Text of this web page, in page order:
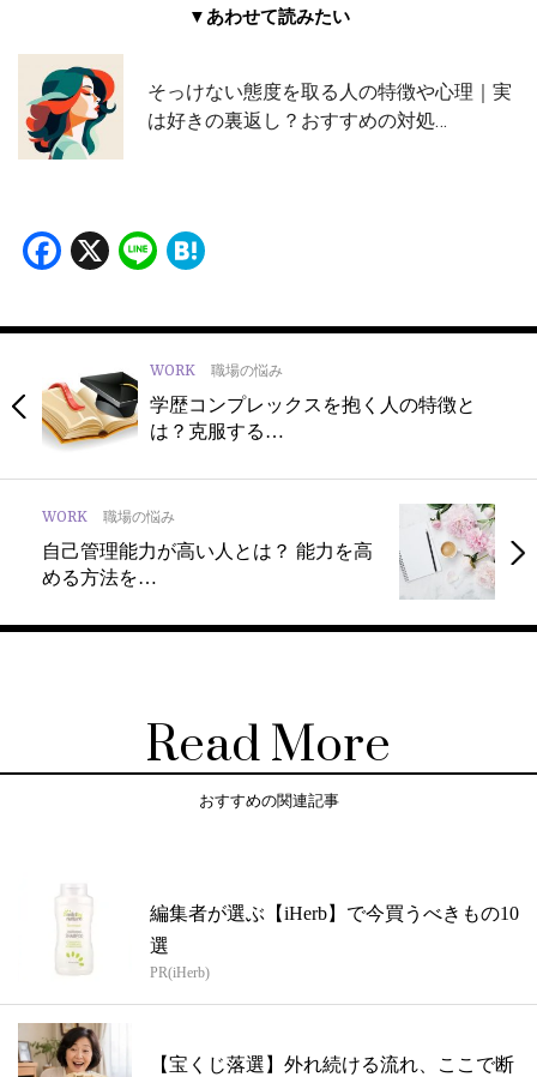
▼あわせて読みたい
そっけない態度を取る人の特徴や心理｜実
は好きの裏返し？おすすめの対処…
Facebook
X Line
WORK 職場の悩み
学歴コンプレックスを抱く人の特徴と
は？克服する…
WORK 職場の悩み
自己管理能力が高い人とは？ 能力を高
める方法を…
Read More
おすすめの関連記事
編集者が選ぶ【iHerb】で今買うべきもの10
選
PR(iHerb)
【宝くじ落選】外れ続ける流れ、ここで断